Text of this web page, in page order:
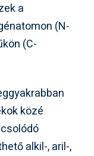
a
(N-
(C-
közé
alkil-, aril-,